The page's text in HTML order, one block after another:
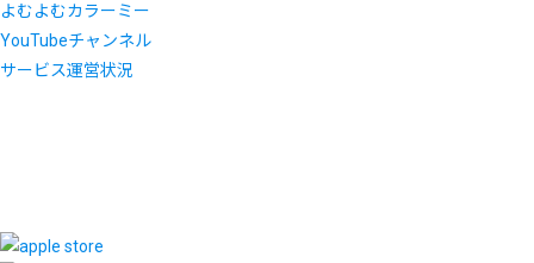
よむよむカラーミー
YouTubeチャンネル
サービス運営状況